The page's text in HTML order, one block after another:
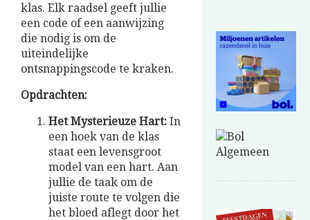
klas. Elk raadsel geeft jullie
een code of een aanwijzing
die nodig is om de
uiteindelijke
ontsnappingscode te kraken.
Opdrachten:
Het Mysterieuze Hart: In
een hoek van de klas
staat een levensgroot
model van een hart. Aan
jullie de taak om de
juiste route te volgen die
het bloed aflegt door het